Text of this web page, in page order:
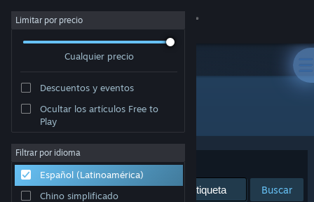
Iniciar sesión
Acerca de
Soporte
Limitar por precio
Cualquier precio
Descuentos y eventos
Ocultar los artículos Free to
Play
Filtrar por idioma
Español (Latinoamérica)
Chino simplificado
Desarrollador: Tazdraperm
Ordenar por Relevancia
Buscar